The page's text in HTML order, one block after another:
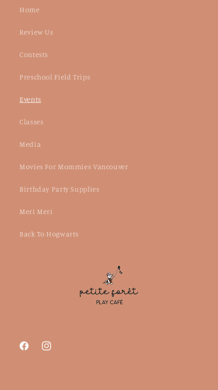
Home
Review Us
Contests
Preschool Field Trips
Events
Classes
Media
Movies For Mommies Vancouver
Birthday Party Supplies
Meri Meri
Back To Hogwarts
FacebookInstagram